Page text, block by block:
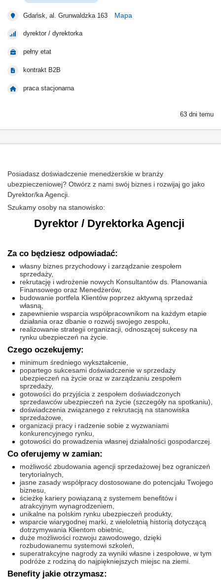
Gdańsk, al. Grunwaldzka 163 Mapa
dyrektor / dyrektorka
pełny etat
kontrakt B2B
praca stacjonarna
63 dni temu
Posiadasz doświadczenie menedżerskie w branży
ubezpieczeniowej? Otwórz z nami swój biznes i rozwijaj go jako
Dyrektor/ka Agencji.
Szukamy osoby na stanowisko:
Dyrektor / Dyrektorka Agencji
Za co będziesz odpowiadać:
własny biznes przychodowy i zarządzanie zespołem
sprzedaży,
rekrutację i wdrożenie nowych Konsultantów ds. Planowania
Finansowego oraz Menedżerów,
budowanie portfela Klientów poprzez aktywną sprzedaż
własną,
zapewnienie wsparcia współpracownikom na każdym etapie
działania oraz dbanie o rozwój swojego zespołu,
realizowanie strategii organizacji, odnoszącej sukcesy na
rynku ubezpieczeń na życie.
Czego oczekujemy:
minimum średniego wykształcenie,
popartego sukcesami doświadczenie w sprzedaży
ubezpieczeń na życie oraz w zarządzaniu zespołem
sprzedaży,
gotowości do przyjścia z zespołem doświadczonych
sprzedawców ubezpieczeń na życie (szczegóły na spotkaniu),
doświadczenia związanego z rekrutacją na stanowiska
sprzedażowe,
organizacji pracy i radzenie sobie z wyzwaniami
konkurencyjnego rynku,
gotowości do prowadzenia własnej działalności gospodarczej.
Co oferujemy w zamian:
możliwość zbudowania agencji sprzedażowej bez ograniczeń
terytorialnych,
jasne zasady współpracy dostosowane do potencjału Twojego
biznesu,
ścieżkę kariery powiązaną z systemem benefitów i
atrakcyjnym wynagrodzeniem,
unikalne na polskim rynku ubezpieczeń produkty,
wsparcie wiarygodnej marki, z wieloletnią historią dotyczącą
dotrzymywania Klientom obietnic,
duże możliwości rozwoju zawodowego, dzięki
rozbudowanemu systemowi szkoleń,
superatrakcyjne nagrody za wyniki własne i zespołowe, w tym
podróże z rodziną do najpiękniejszych miejsc na ziemi.
Benefity jakie otrzymasz: